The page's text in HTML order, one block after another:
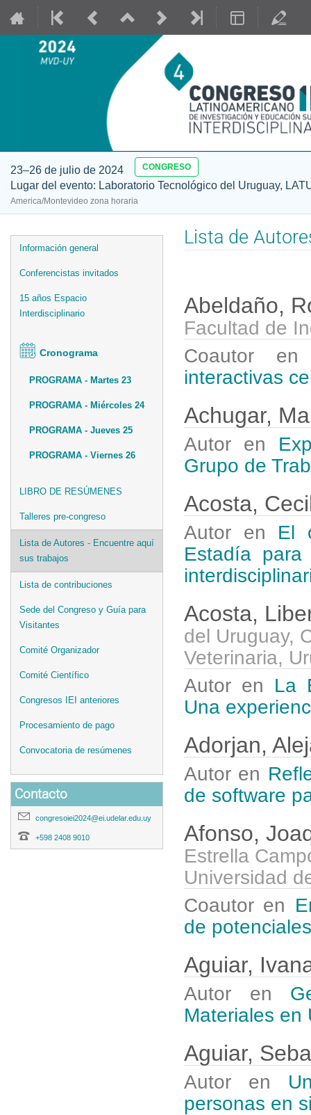
23–26 de julio de 2024 CONGRESO
Lugar del evento: Laboratorio Tecnológico del Uruguay,
America/Montevideo zona horaria
Event
menu
Información general
Conferencistas invitados
15 años Espacio
Interdisciplinario
Cronograma
PROGRAMA - Martes 23
PROGRAMA - Miércoles 24
PROGRAMA - Jueves 25
PROGRAMA - Viernes 26
LIBRO DE RESÚMENES
Talleres pre-congreso
Lista de Autores - Encuentre aquí
sus trabajos
Lista de contribuciones
Sede del Congreso y Guía para
Visitantes
Comité Organizador
Comité Científico
Congresos IEI anteriores
Procesamiento de pago
Convocatoria de resúmenes
Contacto
congresoiei2024@ei.udelar.edu.uy
+598 2408 9010
Lista de
Abeldaño,
Facultad de
Coautor
interactivas
Achugar,
Autor en
Grupo de
Acosta,
Autor en El
Estadía para
Acosta,
del Uruguay,
Veterinaria,
Autor en La
Una
Adorjan,
Autor en
de software
Afonso,
Estrella
Universidad
Coautor en
de
Aguiar,
Autor en
Materiales en
Aguiar,
Autor en
personas en